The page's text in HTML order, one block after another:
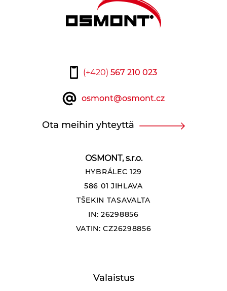
OSMONT, s.r.o.
HYBRÁLEC 129
586 01 JIHLAVA
TŠEKIN TASAVALTA
IN: 26298856
VATIN: CZ26298856
Valaistus
(+420) 567 210 023
osmont@osmont.cz
Ota meihin yhteyttä